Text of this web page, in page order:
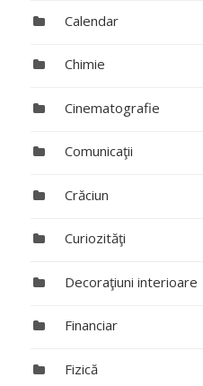
Calendar
Chimie
Cinematografie
Comunicaţii
Crăciun
Curiozităţi
Decoraţiuni interioare
Financiar
Fizică